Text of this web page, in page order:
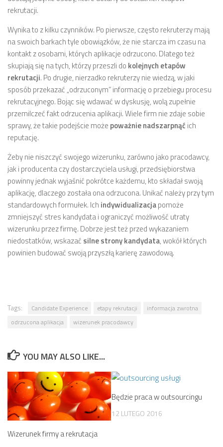
rekrutacji.
Wynika to z kilku czynników. Po pierwsze, często rekruterzy mają
na swoich barkach tyle obowiązków, że nie starcza im czasu na
kontakt z osobami, których aplikacje odrzucono. Dlatego też
skupiają się na tych, którzy przeszli do kolejnych etapów
rekrutacji. Po drugie, nierzadko rekruterzy nie wiedzą, w jaki
sposób przekazać „odrzuconym” informację o przebiegu procesu
rekrutacyjnego. Bojąc się wdawać w dyskusję, wolą zupełnie
przemilczeć fakt odrzucenia aplikacji. Wiele firm nie zdaje sobie
sprawy, że takie podejście może poważnie nadszarpnąć ich
reputację.
Żeby nie niszczyć swojego wizerunku, zarówno jako pracodawcy,
jak i producenta czy dostarczyciela usługi, przedsiębiorstwa
powinny jednak wyjaśnić pokrótce każdemu, kto składał swoją
aplikację, dlaczego została ona odrzucona. Unikać należy przy tym
standardowych formułek. Ich indywidualizacjapomoże
zmniejszyć stres kandydata i ograniczyć możliwość utraty
wizerunku przez firmę. Dobrze jest też przed wykazaniem
niedostatków, wskazać silne strony kandydata, wokół których
powinien budować swoją przyszłą karierę zawodową.
Tags: Candidate Experience etapy rekrutacji
informacja zwrotna
odrzucona aplikacja
wizerunek pracodawcy
YOU MAY ALSO LIKE...
Wizerunek firmy a rekrutacja
Będzie praca w outsourcingu
12 LUTEGO 2016